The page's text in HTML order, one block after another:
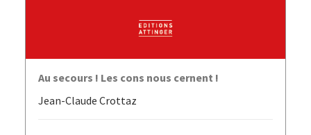
Au secours ! Les cons nous cernent !
Jean-Claude Crottaz